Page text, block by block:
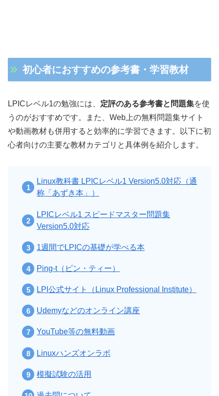
初心者におすすめの参考書・学習教材
LPICレベル1の勉強には、 定評のある参考書と問題集を使
うのがおすすめです。また、Web上の無料問題集サイト
や動画教材も併用すると効率的に学習できます。以下に初
心者向けの主要な教材カテゴリと具体例を紹介します。
Linux教科書 LPICレベル1 Version5.0対応（通
称「あずき本」）
LPICレベル1 スピードマスター問題集
Version5.0対応
1週間でLPICの基礎が学べる本
Ping-t（ピン・ティー）
LPI公式サイト（Linux Professional Institute）
Udemyなどのオンライン講座
YouTube等の無料動画
Linuxハンズオンラボ
模擬試験の活用